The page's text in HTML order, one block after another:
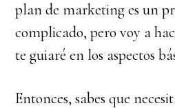
plan de marketing es un
complicado, pero voy a
te guiaré en los aspectos
Entonces, sabes que